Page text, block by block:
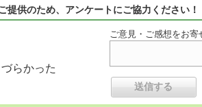
提供のため、アンケートにご協力ください
らかった
ご意見・ご感想をお寄